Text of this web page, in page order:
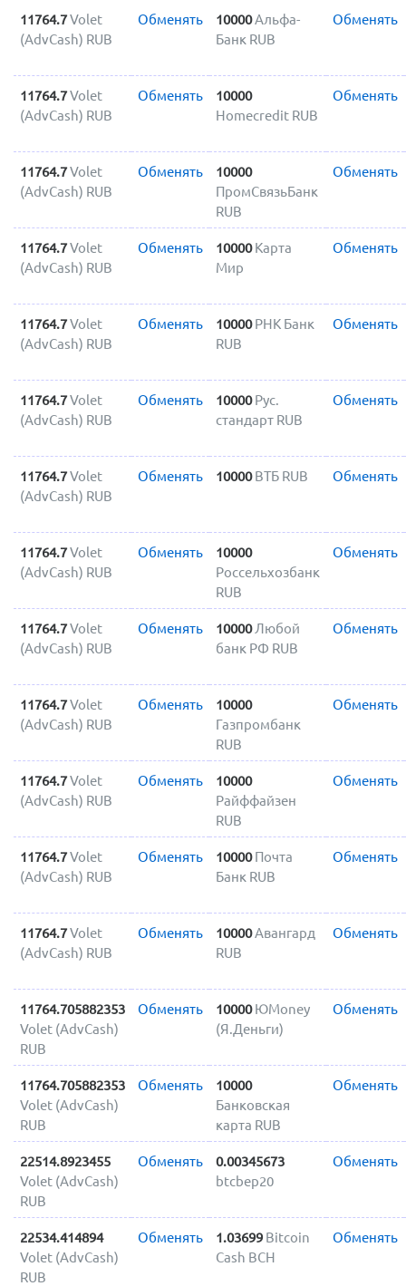
11764.7Volet
(AdvCash) RUB
Обменять 10000Альфа-
Банк RUB
Обменять
11764.7Volet
(AdvCash) RUB
Обменять
10000
Homecredit RUB
Обменять
11764.7Volet
(AdvCash) RUB
Обменять
10000
ПромСвязьБанк
RUB
Обменять
11764.7Volet
(AdvCash) RUB
Обменять 10000 Карта
Мир
Обменять
11764.7Volet
(AdvCash) RUB
Обменять 10000 РНК Банк
RUB
Обменять
11764.7Volet
(AdvCash) RUB
Обменять 10000 Рус.
стандарт RUB
Обменять
11764.7Volet
(AdvCash) RUB
Обменять 10000 ВТБ RUB Обменять
11764.7Volet
(AdvCash) RUB
Обменять
10000
Россельхозбанк
RUB
Обменять
11764.7Volet
(AdvCash) RUB
Обменять 10000 Любой
банк РФ RUB
Обменять
11764.7Volet
(AdvCash) RUB
Обменять
10000
Газпромбанк
RUB
Обменять
11764.7Volet
(AdvCash) RUB
Обменять
10000
Райффайзен
RUB
Обменять
11764.7Volet
(AdvCash) RUB
Обменять 10000 Почта
Банк RUB
Обменять
11764.7Volet
(AdvCash) RUB
Обменять 10000Авангард
RUB
Обменять
11764.705882353
Volet (AdvCash)
RUB
Обменять 10000 ЮMoney
(Я.Деньги)
Обменять
11764.705882353
Volet (AdvCash)
RUB
Обменять
10000
Банковская
карта RUB
Обменять
22514.8923455
Volet (AdvCash)
RUB
Обменять
0.00345673
btcbep20
Обменять
22534.414894
Volet (AdvCash)
RUB
Обменять 1.03699 Bitcoin
Cash BCH
Обменять